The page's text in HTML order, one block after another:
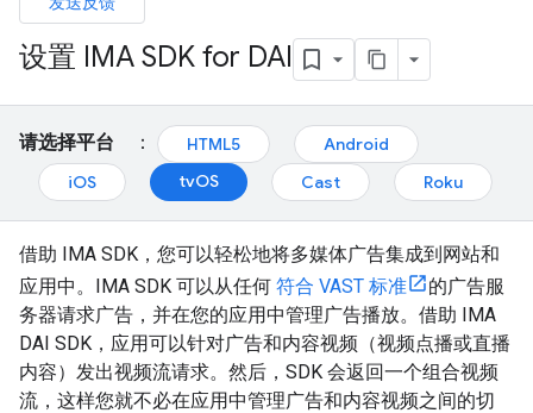
设置 IMA SDK for DAI
请选择平台 ： HTML5
Android
iOS
tvOS Cast Roku
借助 IMA SDK，您可以轻松地将多媒体广告集成到网站和
应用中。IMA SDK 可以从任何 符合 VAST 标准
的广告服
务器请求广告，并在您的应用中管理广告播放。借助 IMA
DAI SDK，应用可以针对广告和内容视频（视频点播或直播
内容）发出视频流请求。然后，SDK 会返回一个组合视频
流，这样您就不必在应用中管理广告和内容视频之间的切